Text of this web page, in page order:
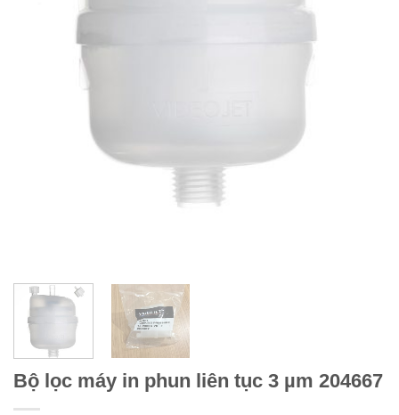
Bộ lọc máy in phun liên tục 3 µm 204667